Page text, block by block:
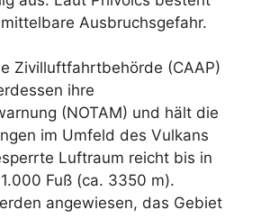
Ausbruchsgefahr.
Zivilluftfahrtbehörde (CAAP)
ihre
(NOTAM) und hält die
im Umfeld des Vulkans
Luftraum reicht bis in
Fuß (ca. 3350 m).
angewiesen, das Gebiet